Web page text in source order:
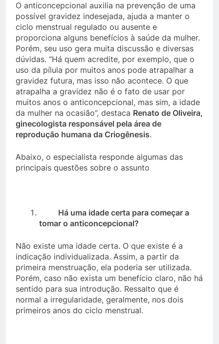
O anticoncepcional auxilia na prevenção de uma
possível gravidez indesejada, ajuda a manter o
ciclo menstrual regulado ou ausente e
proporciona alguns benefícios à saúde da mulher.
Porém, seu uso gera muita discussão e diversas
dúvidas. “Há quem acredite, por exemplo, que o
uso da pílula por muitos anos pode atrapalhar a
gravidez futura, mas isso não acontece. O que
atrapalha a gravidez não é o fato de usar por
muitos anos o anticoncepcional, mas sim, a idade
da mulher na ocasião”, destaca Renato de Oliveira,
ginecologista responsável pela área de
reprodução humana da Criogênesis.
Abaixo, o especialista responde algumas das
principais questões sobre o assunto
Há uma idade certa para começar a
tomar o anticoncepcional?
Não existe uma idade certa. O que existe é a
indicação individualizada. Assim, a partir da
primeira menstruação, ela poderia ser utilizada.
Porém, caso não exista um benefício claro, não há
sentido para sua introdução. Ressalto que é
normal a irregularidade, geralmente, nos dois
primeiros anos do ciclo menstrual.